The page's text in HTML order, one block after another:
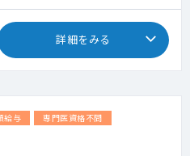
詳細をみる
給与
専門医資格不問